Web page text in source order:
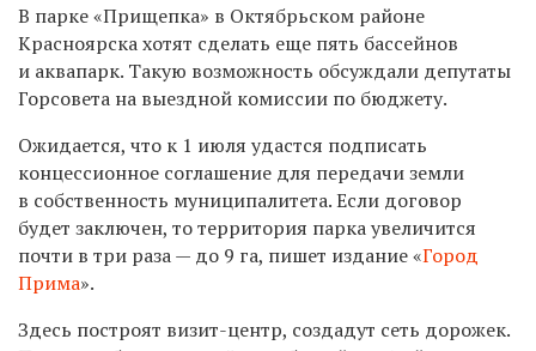
В парке «Прищепка» в Октябрьском районе
Красноярска хотят сделать еще пять бассейнов
и аквапарк. Такую возможность обсуждали депутаты
Горсовета на выездной комиссии по бюджету.
Ожидается, что к 1 июля удастся подписать
концессионное соглашение для передачи земли
в собственность муниципалитета. Если договор
будет заключен, то территория парка увеличится
почти в три раза — до 9 га, пишет издание «Город
Прима».
Здесь построят визит-центр, создадут сеть дорожек.